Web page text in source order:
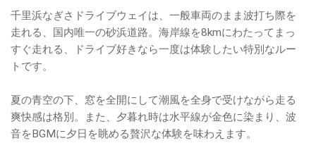
千里浜なぎさドライブウェイは、一般車両のまま波打ち際を
走れる、国内唯一の砂浜道路。海岸線を8kmにわたってまっ
すぐ走れる、ドライブ好きなら一度は体験したい特別なルー
トです。
夏の青空の下、窓を全開にして潮風を全身で受けながら走る
爽快感は格別。また、夕暮れ時は水平線が金色に染まり、波
音をBGMに夕日を眺める贅沢な体験を味わえます。